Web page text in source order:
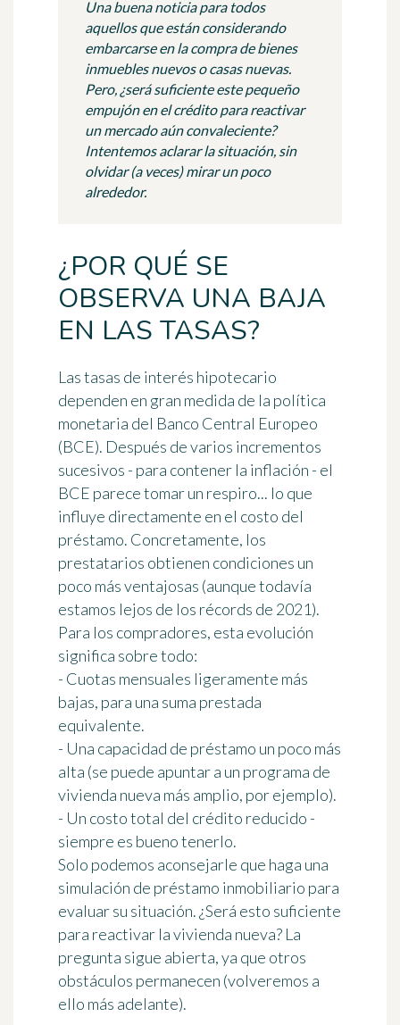
Una buena noticia para todos
aquellos que están considerando
embarcarse en la compra de bienes
inmuebles nuevos o casas nuevas.
Pero, ¿será suficiente este pequeño
empujón en el crédito para reactivar
un mercado aún convaleciente?
Intentemos aclarar la situación, sin
olvidar (a veces) mirar un poco
alrededor.
¿POR QUÉ SE
OBSERVA UNA BAJA
EN LAS TASAS?
Las tasas de interés hipotecario
dependen en gran medida de la política
monetaria del Banco Central Europeo
(BCE). Después de varios incrementos
sucesivos - para contener la inflación - el
BCE parece tomar un respiro... lo que
influye directamente en el costo del
préstamo. Concretamente, los
prestatarios obtienen condiciones un
poco más ventajosas (aunque todavía
estamos lejos de los récords de 2021).
Para los compradores, esta evolución
significa sobre todo:
- Cuotas mensuales ligeramente más
bajas, para una suma prestada
equivalente.
- Una capacidad de préstamo un poco más
alta (se puede apuntar a un programa de
vivienda nueva más amplio, por ejemplo).
- Un costo total del crédito reducido -
siempre es bueno tenerlo.
Solo podemos aconsejarle que haga una
simulación de préstamo inmobiliario para
evaluar su situación. ¿Será esto suficiente
para reactivar la vivienda nueva? La
pregunta sigue abierta, ya que otros
obstáculos permanecen (volveremos a
ello más adelante).